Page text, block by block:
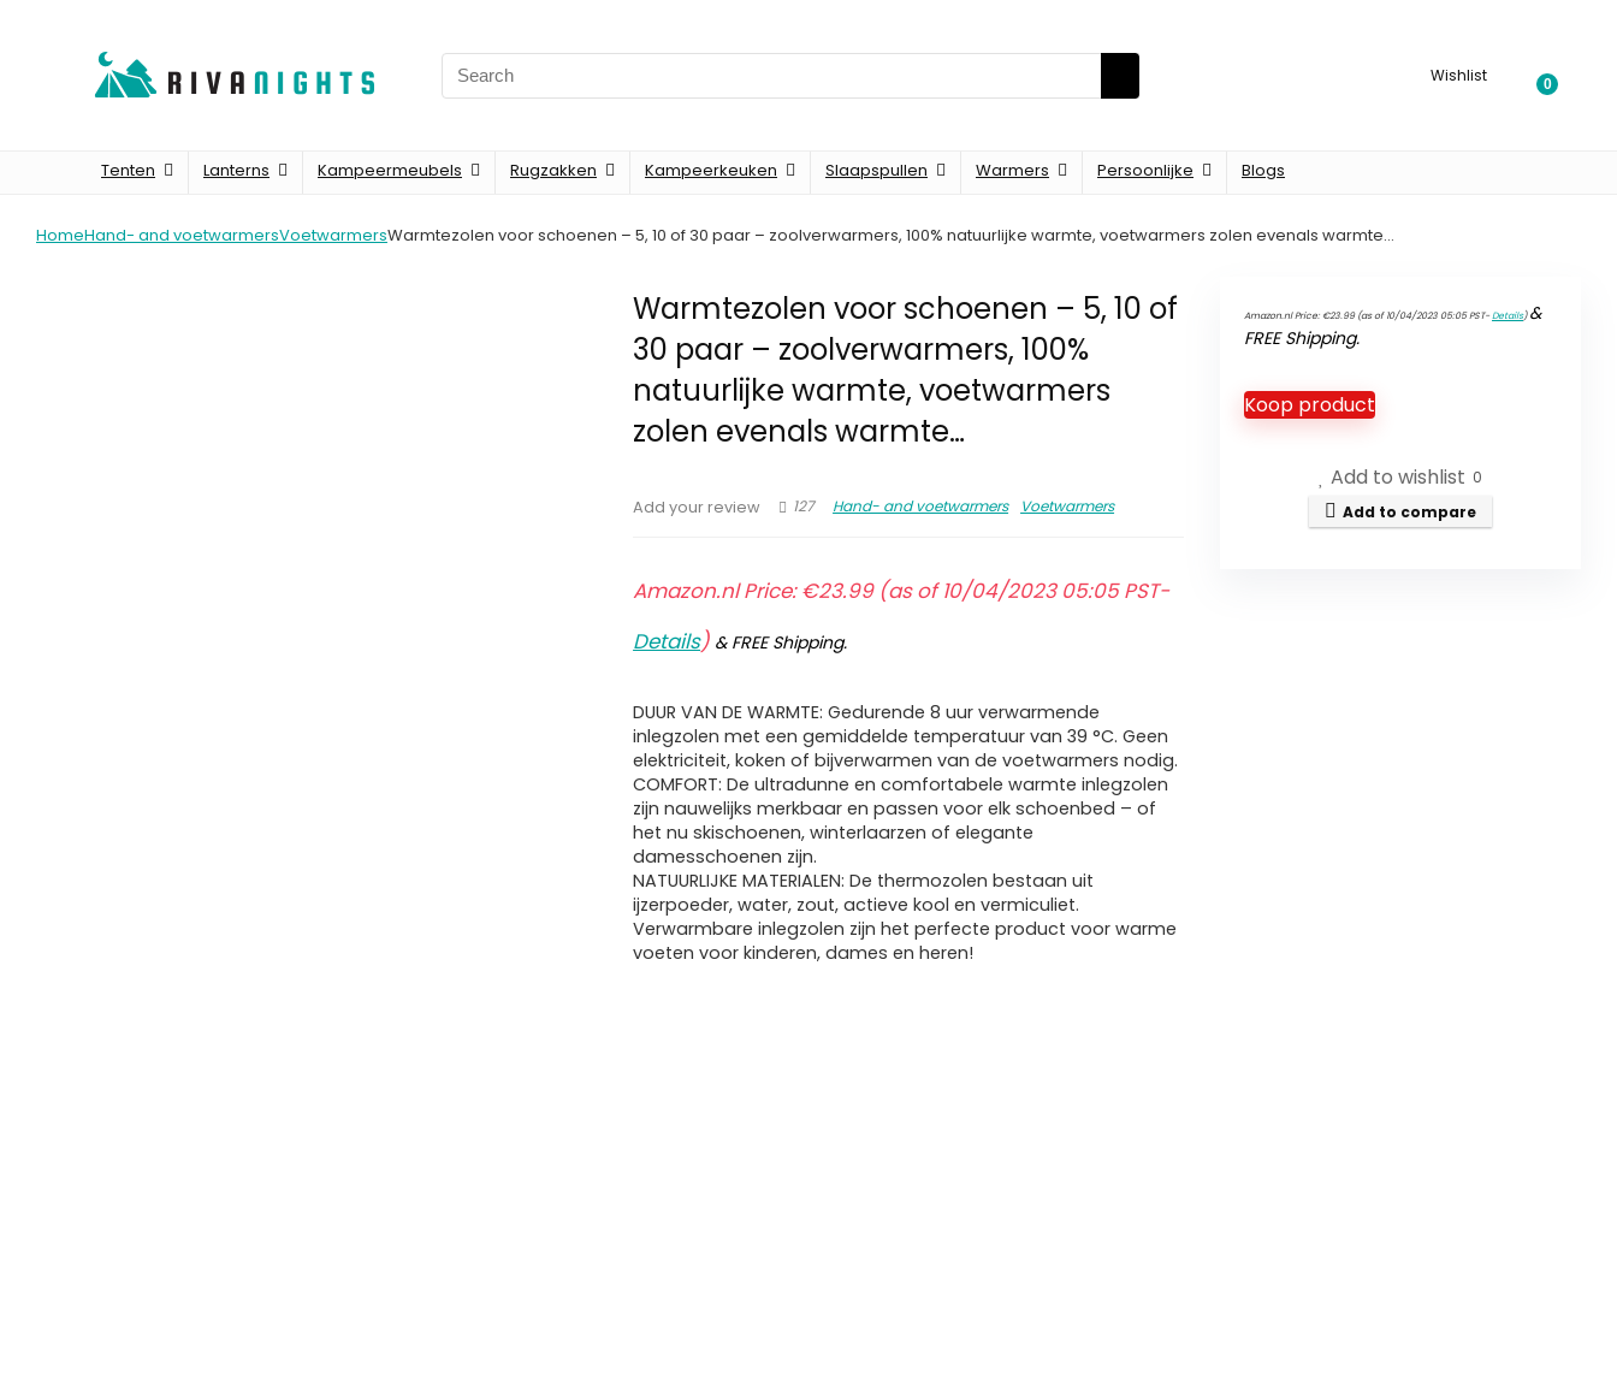
Search
for:
Wishlist 0
Tenten Lanterns Kampeermeubels Rugzakken Kampeerkeuken Slaapspullen Warmers Persoonlijke Blogs
HomeHand- and voetwarmersVoetwarmersWarmtezolen voor schoenen – 5, 10 of 30 paar – zoolverwarmers, 100% natuurlijke warmte, voetwarmers zolen evenals warmte…
Warmtezolen voor schoenen – 5, 10 of
30 paar – zoolverwarmers, 100%
natuurlijke warmte, voetwarmers
zolen evenals warmte…
Add your review 127 Hand- and voetwarmers Voetwarmers
Amazon.nl Price:€23.99(as of 10/04/2023 05:05 PST-
Details) & FREE Shipping.
DUUR VAN DE WARMTE: Gedurende 8 uur verwarmende
inlegzolen met een gemiddelde temperatuur van 39 °C. Geen
elektriciteit, koken of bijverwarmen van de voetwarmers nodig.
COMFORT: De ultradunne en comfortabele warmte inlegzolen
zijn nauwelijks merkbaar en passen voor elk schoenbed – of
het nu skischoenen, winterlaarzen of elegante
damesschoenen zijn.
NATUURLIJKE MATERIALEN: De thermozolen bestaan uit
ijzerpoeder, water, zout, actieve kool en vermiculiet.
Verwarmbare inlegzolen zijn het perfecte product voor warme
voeten voor kinderen, dames en heren!
Amazon.nl Price: €23.99(as of 10/04/2023 05:05 PST-Details)&
FREE Shipping.
Koop product
Add to wishlist 0
Add to compare